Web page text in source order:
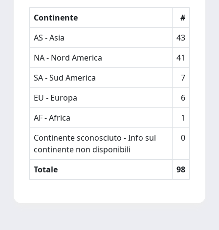
Continente
#
AS - Asia
43
NA - Nord America
41
SA - Sud America
7
EU - Europa
6
AF - Africa
1
Continente sconosciuto - Info sul
continente non disponibili
0
Totale 98